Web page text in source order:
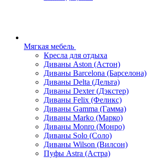
Мягкая мебель
Кресла для отдыха
Диваны Aston (Астон)
Диваны Barcelona (Барселона)
Диваны Delta (Дельта)
Диваны Dexter (Дэкстер)
Диваны Felix (Феликс)
Диваны Gamma (Гамма)
Диваны Marko (Марко)
Диваны Monro (Монро)
Диваны Solo (Соло)
Диваны Wilson (Вилсон)
Пуфы Astra (Астра)